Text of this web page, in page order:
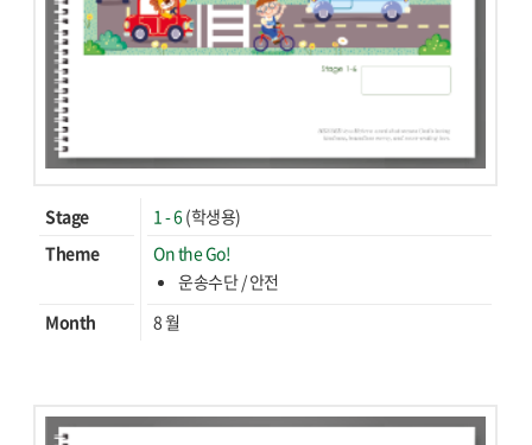
Stage 1 - 6(학생용)
Theme
On the Go!
운송수단 / 안전
Month
8 월